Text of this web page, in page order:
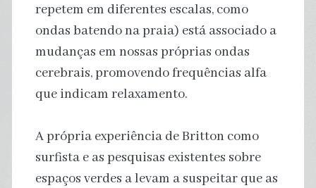
repetem em diferentes escalas, como
ondas batendo na praia) está associado a
mudanças em nossas próprias ondas
cerebrais, promovendo frequências alfa
que indicam relaxamento.
A própria experiência de Britton como
surfista e as pesquisas existentes sobre
espaços verdes a levam a suspeitar que as